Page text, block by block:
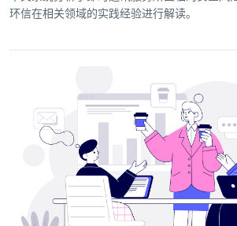
环信在相关领域的实践经验进行解读。